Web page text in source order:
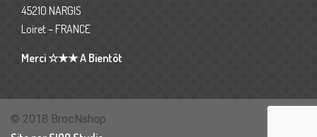
45210 NARGIS
Loiret – FRANCE
Merci ☆★★ A Bientôt
© 2018 BrocNshop